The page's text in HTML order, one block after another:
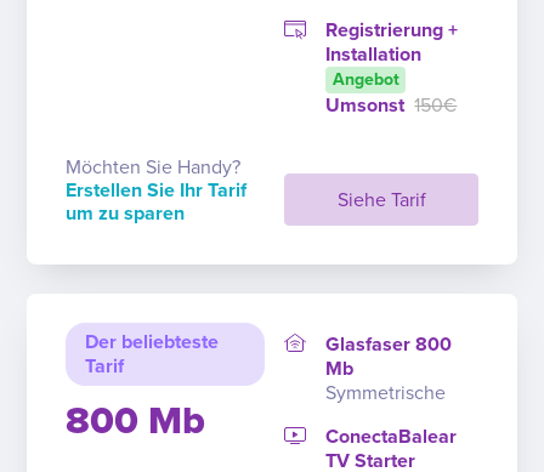
Siehe Tarif
Registrierung +
Installation
Angebot
Umsonst 150€
Möchten Sie Handy?
Erstellen Sie Ihr Tarif
um zu sparen
Der beliebteste
Tarif
800 Mb
Glasfaser 800
Mb
Symmetrische
ConectaBalear
TV Starter